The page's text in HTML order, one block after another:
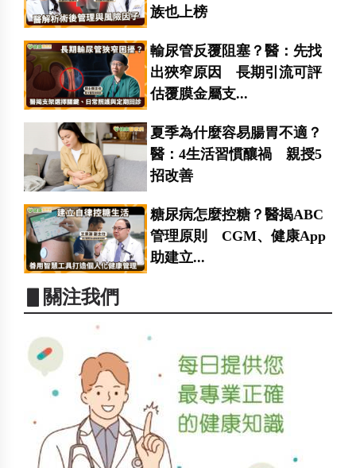
族也上榜
輸尿管反覆阻塞？醫：先找
出狹窄原因 長期引流可評
估覆膜金屬支...
夏季為什麼容易腸胃不適？
醫：4生活習慣釀禍 親授5
招改善
糖尿病怎麼控糖？醫揭ABC
管理原則 CGM、健康App
助建立...
▋關注我們